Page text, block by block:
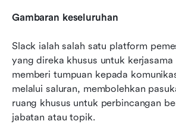
Gambaran keseluruhan
Slack ialah salah satu platform
yang direka khusus untuk kerjasama
memberi tumpuan kepada
melalui saluran, membolehkan
ruang khusus untuk perbincangan
jabatan atau topik.